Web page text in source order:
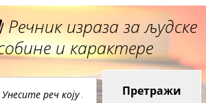
Речник израза за људске
и карактере
Претражи